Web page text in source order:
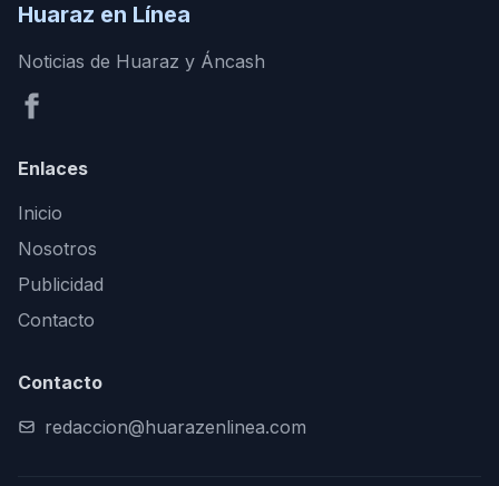
Huaraz en Línea
Noticias de Huaraz y Áncash
Enlaces
Inicio
Nosotros
Publicidad
Contacto
Contacto
redaccion@huarazenlinea.com